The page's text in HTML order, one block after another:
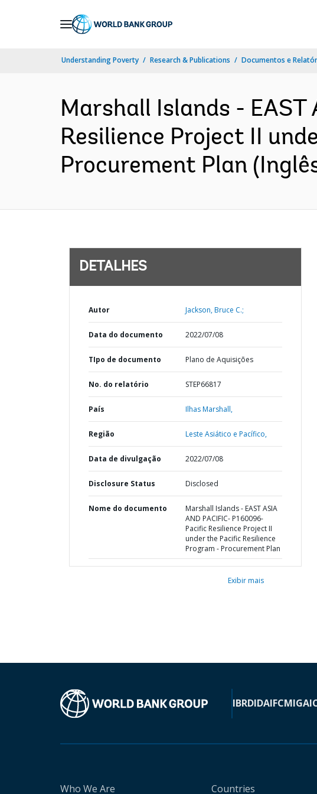
Understanding Poverty Research & Publications Documentos e
Marshall Islands - EAST
Resilience Project II
Procurement Plan
DETALHES
Autor Jackson, Bruce C.;
Data do documento 2022/07/08
TIpo de documento Plano de Aquisições
No. do relatório STEP66817
País Ilhas Marshall,
Região Leste Asiático e Pacífico,
Data de divulgação 2022/07/08
Disclosure Status Disclosed
Nome do documento
Marshall Islands - EAST ASIA
AND PACIFIC- P160096-
Pacific Resilience Project II
under the Pacific Resilience
Program - Procurement Plan
Exibir mais
IBRDIDAIFCMIGA
Who We Are Countries